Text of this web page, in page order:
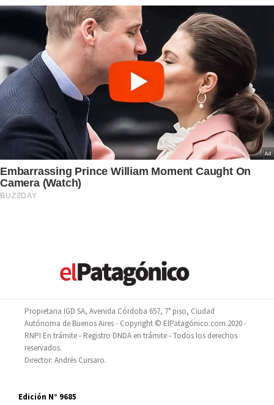
Propietaria IGD SA, Avenida Córdoba 657, 7° piso, Ciudad
Autónoma de Buenos Aires - Copyright © ElPatagónico.com 2020 -
RNPI En trámite - Registro DNDA en trámite - Todos los derechos
reservados.
Director: Andrés Cursaro.
Edición N° 9685